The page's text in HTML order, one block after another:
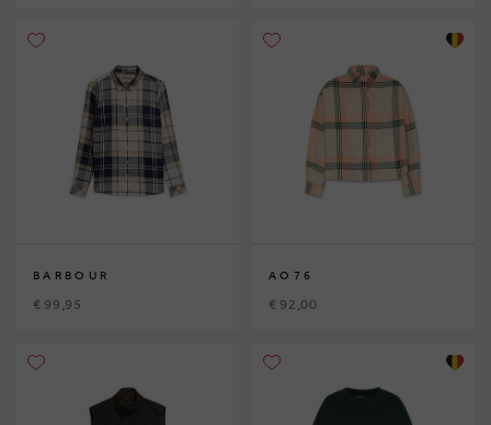
BARBOUR
€ 99,95
AO76
€ 92,00